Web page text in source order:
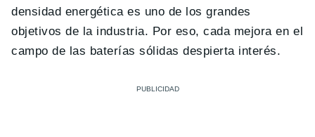
densidad energética es uno de los grandes
objetivos de la industria. Por eso, cada mejora en el
campo de las baterías sólidas despierta interés.